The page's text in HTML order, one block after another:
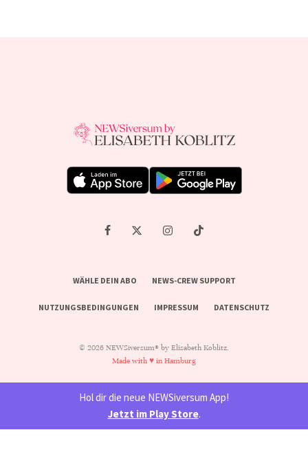
WÄHLE DEIN ABO NEWS-CREW SUPPORT
NUTZUNGSBEDINGUNGEN IMPRESSUM DATENSCHUTZ
© 2026 NEWSiversum® by Elisabeth Koblitz.
Made with ♥ in Hamburg
Hol dir die neue NEWSiversum App!
Jetzt im Play Store.